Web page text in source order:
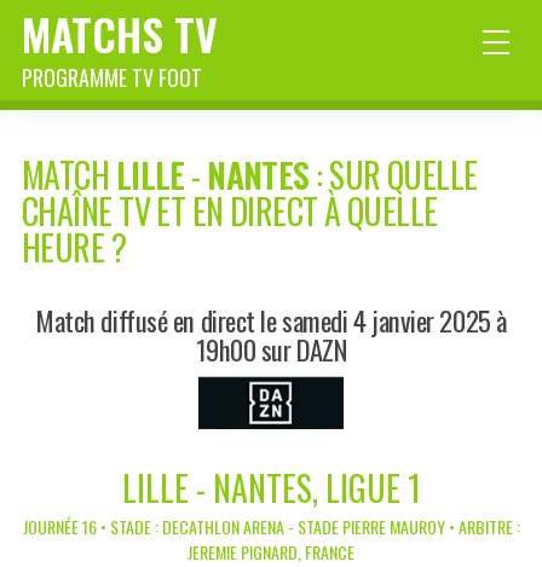
MATCHS TV
PROGRAMME TV FOOT
MATCH LILLE-NANTES: SUR QUELLE
CHAÎNE TV ET EN DIRECT À QUELLE
HEURE ?
Match diffusé en direct le samedi 4 janvier 2025 à
19h00 sur DAZN
LILLE - NANTES, LIGUE 1
JOURNÉE 16 • STADE : DECATHLON ARENA - STADE PIERRE MAUROY • ARBITRE :
JEREMIE PIGNARD, FRANCE